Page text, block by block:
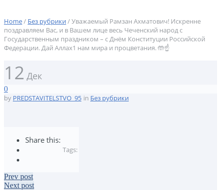
Home/ Без рубрики/ Уважаемый Рамзан Ахматович! Искренне
поздравляем Вас, и в Вашем лице весь Чеченский народ с
Государственным праздником – с Днём Конституции Российской
Федерации. Дай Аллах1 нам мира и процветания. 🤲☝️
12 Дек
0
by PREDSTAVITELSTVO_95 in Без рубрики
Share this:
Tags:
Prev post
Next post